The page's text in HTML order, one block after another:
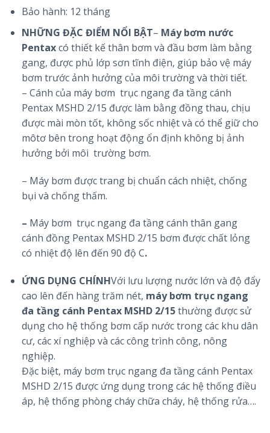
Bảo hành: 12 tháng
NHỮNG ĐẶC ĐIỂM NỔI BẬT– Máy bơm nước
Pentaxcó thiết kế thân bơm và đầu bơm làm bằng
gang, được phủ lớp sơn tĩnh điện, giúp bảo vệ máy
bơm trước ảnh hưởng của môi trường và thời tiết.
– Cánh của máy bơm trục ngang đa tầng cánh
Pentax MSHD 2/15 được làm bằng đồng thau, chịu
được mài mòn tốt, không sốc nhiệt và có thể giữ cho
môtơ bên trong hoạt động ổn định không bị ảnh
hưởng bởi môi trường bơm.
– Máy bơm được trang bị chuẩn cách nhiệt, chống
bụi và chống thấm.
– Máy bơm trục ngang đa tầng cánh thân gang
cánh đồng Pentax MSHD 2/15 bơm được chất lỏng
có nhiệt độ lên đến 90 độ C.
ỨNG DỤNG CHÍNHVới lưu lượng nước lớn và độ đẩy
cao lên đến hàng trăm nét, máy bơm trục ngang
đa tầng cánh Pentax MSHD 2/15thường được sử
dụng cho hệ thống bơm cấp nước trong các khu dân
cư, các xí nghiệp và các công trình công, nông
nghiệp.
Đặc biệt, máy bơm trục ngang đa tầng cánh Pentax
MSHD 2/15 được ứng dụng trong các hệ thống điều
áp, hệ thống phòng cháy chữa cháy, hệ thống rửa….